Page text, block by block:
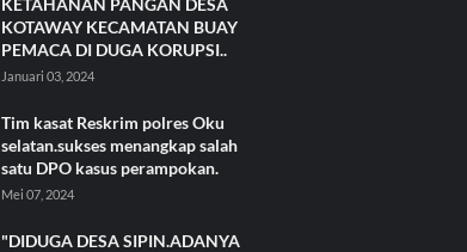
KETAHANAN PANGAN DESA
KOTAWAY KECAMATAN BUAY
PEMACA DI DUGA KORUPSI..
Januari 03, 2024
Tim kasat Reskrim polres Oku
selatan.sukses menangkap salah
satu DPO kasus perampokan.
Mei 07, 2024
"DIDUGA DESA SIPIN.ADANYA